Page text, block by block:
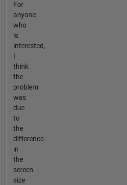
For
anyone
who
is
interested,
I
think
the
problem
was
due
to
the
difference
in
the
screen
size